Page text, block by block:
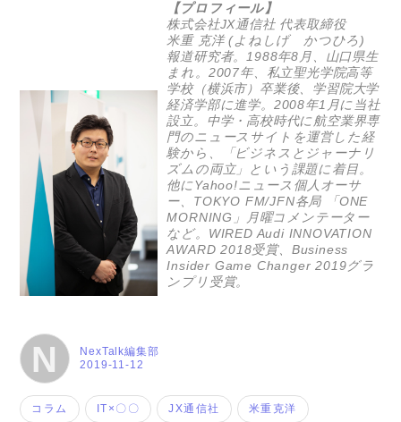
【プロフィール】
株式会社JX通信社 代表取締役
米重 克洋 (よねしげ かつひろ)
報道研究者。1988年8月、山口県生
まれ。2007年、私立聖光学院高等
学校（横浜市）卒業後、学習院大学
経済学部に進学。2008年1月に当社
設立。中学・高校時代に航空業界専
門のニュースサイトを運営した経
験から、「ビジネスとジャーナリ
ズムの両立」という課題に着目。
他にYahoo!ニュース個人オーサ
ー、TOKYO FM/JFN各局 「ONE
MORNING」月曜コメンテーター
など。WIRED Audi INNOVATION
AWARD 2018受賞、Business
Insider Game Changer 2019グラ
ンプリ受賞。
N 2019-11-12
NexTalk編集部
コラム IT×〇〇 JX通信社 米重克洋